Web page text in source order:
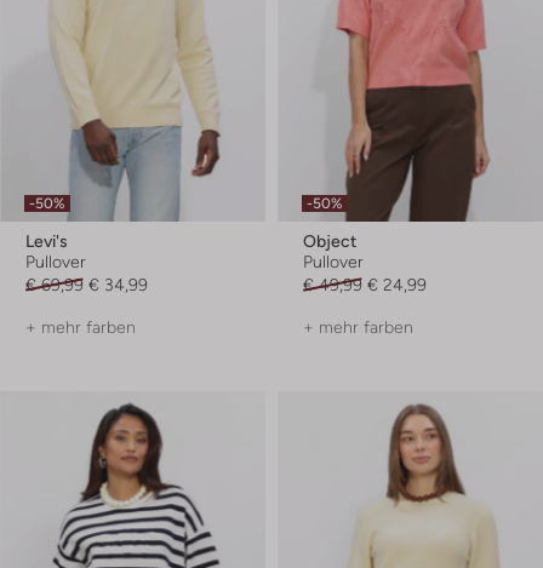
-50%
Levi's
Pullover
€ 69,99 € 34,99
+ mehr farben
-50%
Object
Pullover
€ 49,99 € 24,99
+ mehr farben